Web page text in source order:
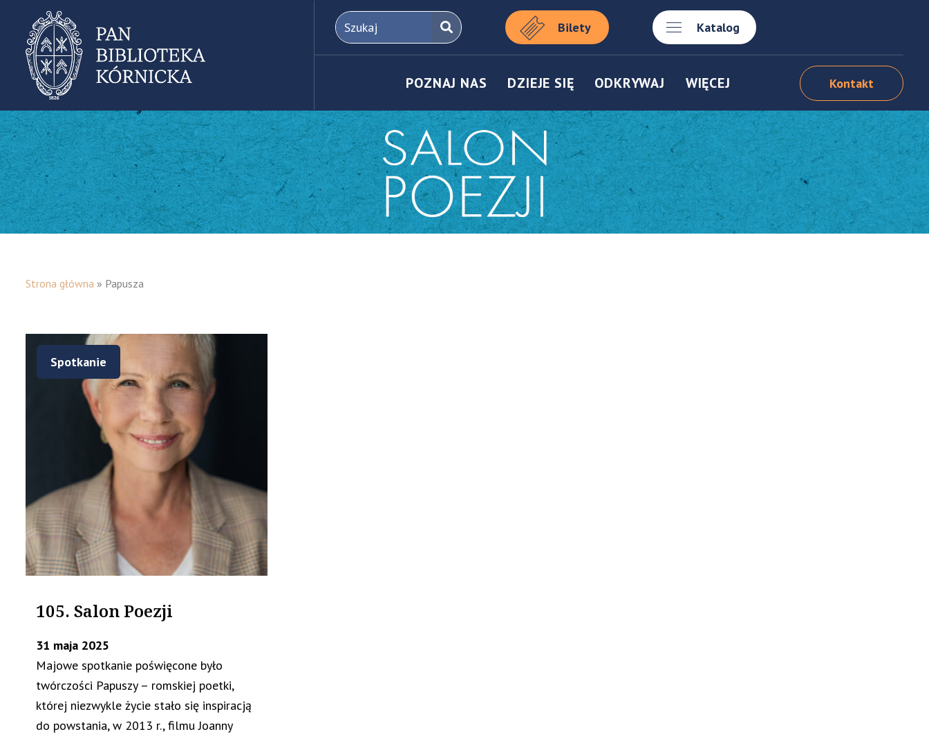
Bilety Katalog
POZNAJ NAS DZIEJE SIĘ ODKRYWAJ WIĘCEJ Kontakt
Strona główna » Papusza
Spotkanie
105. Salon Poezji
31 maja 2025
Majowe spotkanie poświęcone było
twórczości Papuszy – romskiej poetki,
której niezwykle życie stało się inspiracją
do powstania, w 2013 r., filmu Joanny